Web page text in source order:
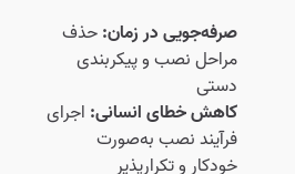
صرفه‌جویی در زمان:حذف
مراحل نصب و پیکربندی
دستی
کاهش خطای انسانی: اجرای
فرآیند نصب به‌صورت
خودکار و تکرارپذیر